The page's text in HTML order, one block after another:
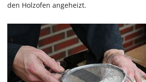
den Holzofen angeheizt.